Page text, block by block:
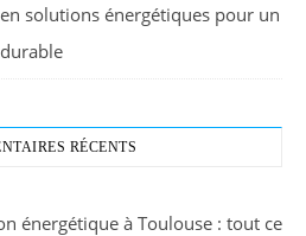
solutions énergétiques pour un
RÉCENTS
énergétique à Toulouse : tout ce